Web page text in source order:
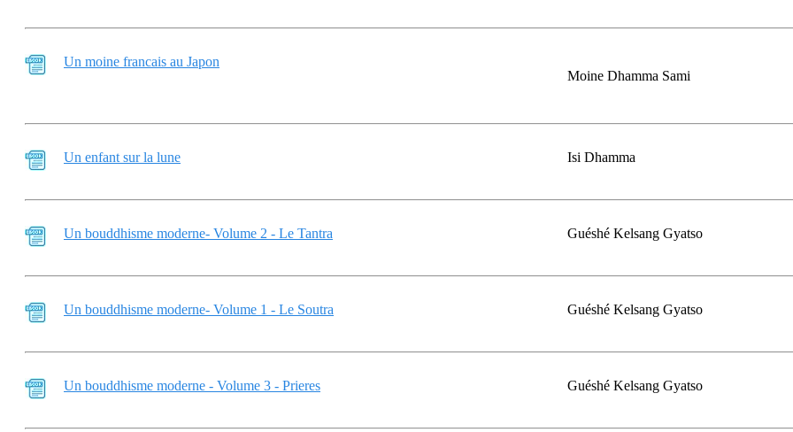
Un moine francais au Japon
Moine Dhamma Sami
Un enfant sur la lune Isi Dhamma
Un bouddhisme moderne- Volume 2 - Le Tantra Guéshé Kelsang Gyatso
Un bouddhisme moderne- Volume 1 - Le Soutra Guéshé Kelsang Gyatso
Un bouddhisme moderne - Volume 3 - Prieres Guéshé Kelsang Gyatso